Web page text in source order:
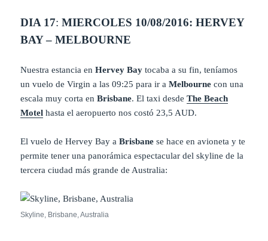
DIA 17:MIERCOLES 10/08/2016: HERVEY
BAY – MELBOURNE
Nuestra estancia enHervey Bay tocaba a su fin, teníamos
un vuelo de Virgin a las 09:25 para ir aMelbourne con una
escala muy corta enBrisbane. El taxi desdeThe Beach
Motel hasta el aeropuerto nos costó 23,5 AUD.
El vuelo de Hervey Bay aBrisbane se hace en avioneta y te
permite tener una panorámica espectacular del skyline de la
tercera ciudad más grande de Australia:
Skyline, Brisbane, Australia